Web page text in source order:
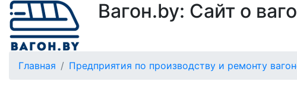
Вагон.by: Сайт о
Главная Предприятия по производству и ремонту